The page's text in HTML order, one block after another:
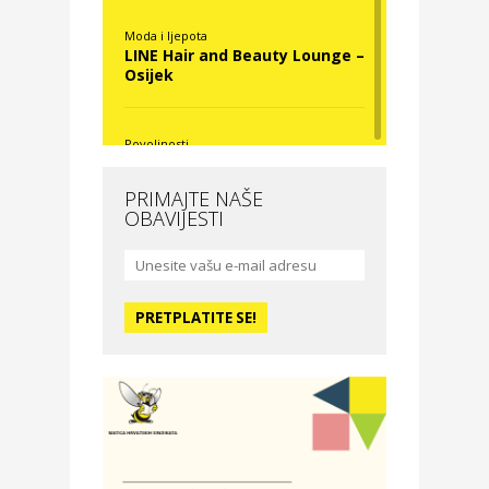
Moda i ljepota
LINE Hair and Beauty Lounge –
Osijek
Povoljnosti
Moda i ljepota
studio – Osijek
Zdravlje i osiguranje
PRIMAJTE NAŠE
OBAVIJESTI